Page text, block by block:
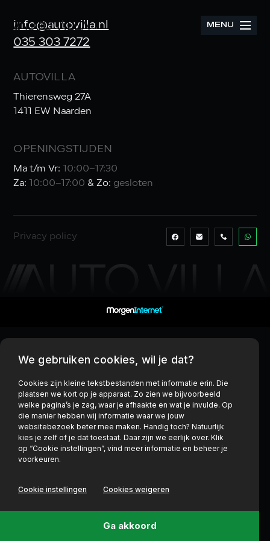
MENU
info@autovilla.nl
035 303 7272
AUTOVILLA
Thierensweg 27A
1411 EW Naarden
OPENINGSTIJDEN
Ma t/m Vr:
10:00–17:30
Za:
10:00–17:00 & Zo: gesloten
Privacy policy
We gebruiken cookies, wil je dat?
Cookies zijn kleine tekstbestanden met informatie erin. Die
plaatsen we kort op je apparaat. Zo zien we bijvoorbeeld
welke pagina’s je zag, waar je afhaakte en wat je invulde. Op
die manier hebben wij informatie waar we jouw
websitebezoek beter mee maken. Handig toch? Natuurlijk
kies je zelf of je dat toestaat. Daar zijn we eerlijk over. Klik
op “Cookie instellingen”, vind meer informatie en beheer je
voorkeuren.
Cookie instellingen Cookies weigeren
Ga akkoord